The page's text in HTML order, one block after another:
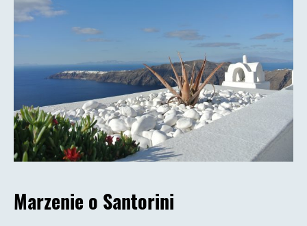
Marzenie o Santorini